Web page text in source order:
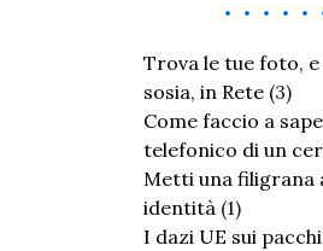
Trova le tue foto,
sosia, in Rete (3)
Come faccio a
telefonico di un
Metti una filigrana
identità (1)
I dazi UE sui